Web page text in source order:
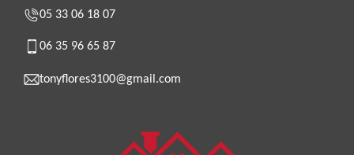
05 33 06 18 07
06 35 96 65 87
tonyflores3100@gmail.com